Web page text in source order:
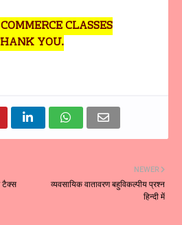
CLASSES
YOU.
NEWER
व्यवसायिक वातावरण बहुविकल्पीय प्रश्न
हिन्दी में
टैक्स